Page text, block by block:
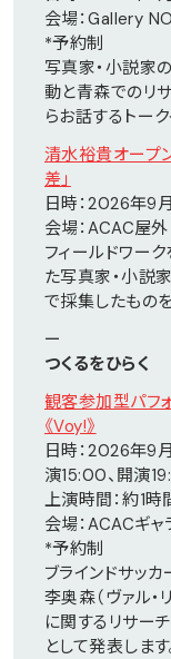
会場：Gallery
*予約制
写真家・小説家
動と青森でのリ
らお話するトー
清水裕貴オープ
差」
日時：2026年9
会場：ACAC屋外
フィールドワー
た写真家・小説
で採集したもの
ー
つくるをひらく
観客参加型パフ
《Voy!》
日時：2026年9
演15:00、開演
上演時間：約1時
会場：ACACギャ
*予約制
ブラインドサッカ
李奥森（ヴァル・
に関するリサー
として発表します